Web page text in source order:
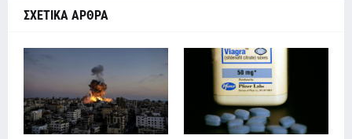
ΣΧΕΤΙΚΑ ΑΡΘΡΑ